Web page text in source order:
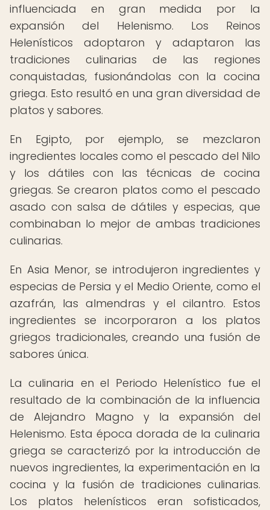
influenciada en gran medida por la
expansión del Helenismo. Los Reinos
Helenísticos adoptaron y adaptaron las
tradiciones culinarias de las regiones
conquistadas, fusionándolas con la cocina
griega. Esto resultó en una gran diversidad de
platos y sabores.
En Egipto, por ejemplo, se mezclaron
ingredientes locales como el pescado del Nilo
y los dátiles con las técnicas de cocina
griegas. Se crearon platos como el pescado
asado con salsa de dátiles y especias, que
combinaban lo mejor de ambas tradiciones
culinarias.
En Asia Menor, se introdujeron ingredientes y
especias de Persia y el Medio Oriente, como el
azafrán, las almendras y el cilantro. Estos
ingredientes se incorporaron a los platos
griegos tradicionales, creando una fusión de
sabores única.
La culinaria en el Periodo Helenístico fue el
resultado de la combinación de la influencia
de Alejandro Magno y la expansión del
Helenismo. Esta época dorada de la culinaria
griega se caracterizó por la introducción de
nuevos ingredientes, la experimentación en la
cocina y la fusión de tradiciones culinarias.
Los platos helenísticos eran sofisticados,